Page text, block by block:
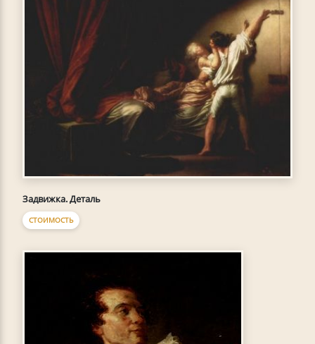
Задвижка. Деталь
СТОИМОСТЬ